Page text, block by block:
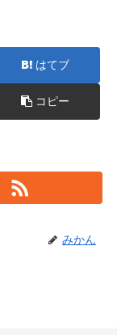
はてブ
コピー
みかん